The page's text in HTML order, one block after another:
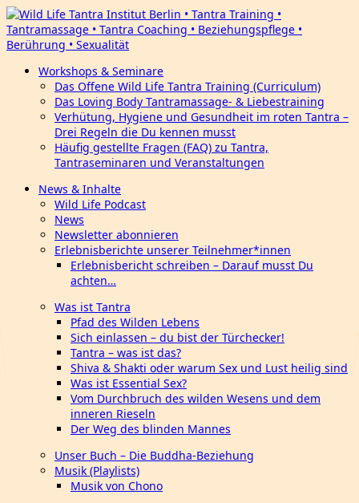
Workshops & Seminare
Das Offene Wild Life Tantra Training (Curriculum)
Das Loving Body Tantramassage- & Liebestraining
Verhütung, Hygiene und Gesundheit im roten Tantra –
Drei Regeln die Du kennen musst
Häufig gestellte Fragen (FAQ) zu Tantra,
Tantraseminaren und Veranstaltungen
News & Inhalte
Wild Life Podcast
News
Newsletter abonnieren
Erlebnisberichte unserer Teilnehmer*innen
Erlebnisbericht schreiben – Darauf musst Du
achten…
Was ist Tantra
Pfad des Wilden Lebens
Sich einlassen – du bist der Türchecker!
Tantra – was ist das?
Shiva & Shakti oder warum Sex und Lust heilig sind
Was ist Essential Sex?
Vom Durchbruch des wilden Wesens und dem
inneren Rieseln
Der Weg des blinden Mannes
Unser Buch – Die Buddha-Beziehung
Musik (Playlists)
Musik von Chono